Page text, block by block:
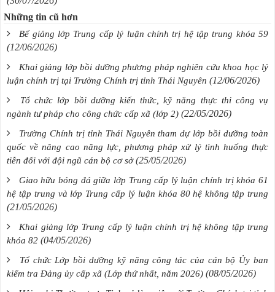
Những tin cũ hơn
Bế giảng lớp Trung cấp lý luận chính trị hệ tập trung khóa 59
(12/06/2026)
Khai giảng lớp bồi dưỡng phương pháp nghiên cứu khoa học lý
luận chính trị tại Trường Chính trị tỉnh Thái Nguyên (12/06/2026)
Tổ chức lớp bồi dưỡng kiến thức, kỹ năng thực thi công vụ
ngành tư pháp cho công chức cấp xã (lớp 2) (22/05/2026)
Trường Chính trị tỉnh Thái Nguyên tham dự lớp bồi dưỡng toàn
quốc về nâng cao năng lực, phương pháp xử lý tình huống thực
tiễn đối với đội ngũ cán bộ cơ sở (25/05/2026)
Giao hữu bóng đá giữa lớp Trung cấp lý luận chính trị khóa 61
hệ tập trung và lớp Trung cấp lý luận khóa 80 hệ không tập trung
(21/05/2026)
Khai giảng lớp Trung cấp lý luận chính trị hệ không tập trung
khóa 82 (04/05/2026)
Tổ chức Lớp bồi dưỡng kỹ năng công tác của cán bộ Ủy ban
kiểm tra Đảng ủy cấp xã (Lớp thứ nhất, năm 2026) (08/05/2026)